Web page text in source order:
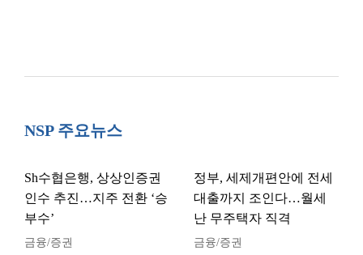
NSP 주요뉴스
Sh수협은행, 상상인증권
인수 추진…지주 전환 ‘승
부수’
금융/증권
정부, 세제개편안에 전세
대출까지 조인다…월세
난 무주택자 직격
금융/증권